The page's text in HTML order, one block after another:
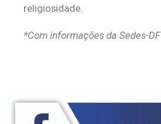
religiosidade.
*Com informações da Sedes-DF